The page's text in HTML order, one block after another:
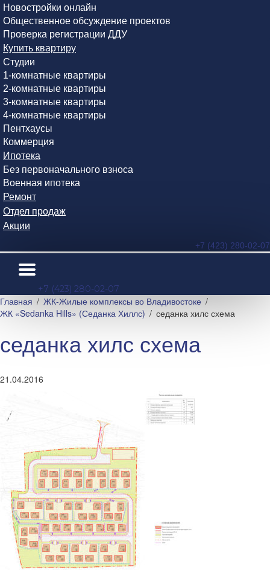
Новостройки онлайн
Общественное обсуждение проектов
Проверка регистрации ДДУ
Купить квартиру
Студии
1-комнатные квартиры
2-комнатные квартиры
3-комнатные квартиры
4-комнатные квартиры
Пентхаусы
Коммерция
Ипотека
Без первоначального взноса
Военная ипотека
Ремонт
Отдел продаж
Акции
+7 (423) 280-02-07
+7 (423) 280-02-07
Главная
ЖК-Жилые комплексы во Владивостоке
ЖК «Sedanka Hills» (Седанка Хиллс)
седанка хилс схема
седанка хилс схема
21.04.2016